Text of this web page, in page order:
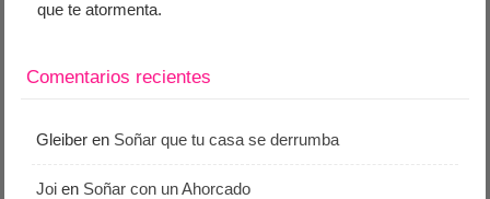
que te atormenta.
Comentarios recientes
Gleiber en Soñar que tu casa se derrumba
Joi en Soñar con un Ahorcado